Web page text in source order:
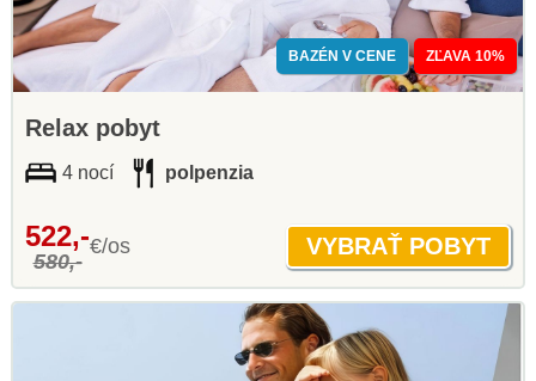
BAZÉN V CENE ZĽAVA 10%
Relax pobyt
4 nocí polpenzia
522,-
580,-
€/os